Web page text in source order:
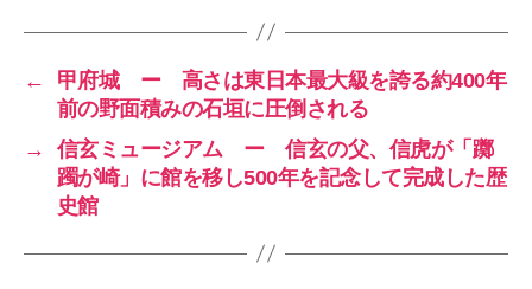
b
o
o
k
←
甲府城 ー 高さは東日本最大級を誇る約400年
前の野面積みの石垣に圧倒される
→
信玄ミュージアム ー 信玄の父、信虎が「躑
躅が崎」に館を移し500年を記念して完成した歴
史館